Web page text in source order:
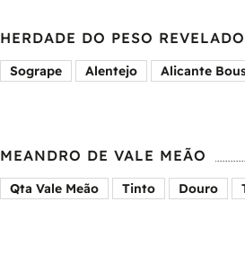
HERDADE DO PESO REVELADO
Sogrape Alentejo Alicante
MEANDRO DE VALE MEÃO
Qta Vale Meão Tinto Douro